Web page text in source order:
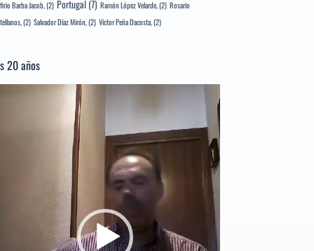
Barba Jacob,(2) Portugal (7) Ramón López Velarde,(2) Rosario
(2) Salvador Díaz Mirón,(2) Víctor Peña Dacosta,(2)
20 años